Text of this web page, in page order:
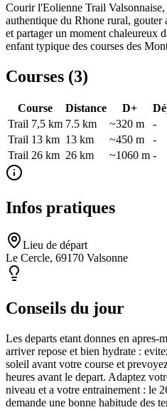
Courir l'Eolienne Trail
authentique du Rhone rural,
et partager un moment chaleureux
enfant typique des courses des
Courses (3)
Course Distance D+
Trail 7,5 km 7.5 km ~320 m -
Trail 13 km 13 km ~450 m -
Trail 26 km 26 km ~1060 m -
Infos pratiques
Lieu de départ
Le Cercle, 69170 Valsonne
Conseils du jour
Les departs etant donnes en
arriver repose et bien hydrate :
soleil avant votre course et
heures avant le depart. Adaptez
niveau et a votre entrainement : le
demande une bonne habitude des